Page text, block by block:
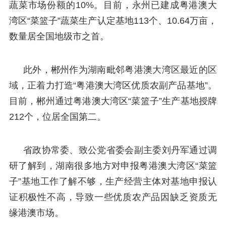
蔬菜市场份额的10%。目前，永州已建成粤港澳大
湾区“菜篮子”蔬菜生产认定基地113个、10.64万亩，
数量居全国地级市之首。
此外，郴州作为湖南毗邻粤港澳大湾区最近的区
域，正着力打造“粤港澳大湾区优质农副产品基地”。
目前，郴州通过粤港澳大湾区“菜篮子”生产基地授牌
212个，位居全国第二。
省政协常委、致公党省委会副主委刘丹军通过调
研了解到，湖南很多地方对申报粤港澳大湾区“菜篮
子”基地工作了解不够，生产经营主体对基地申报认
证积极性不高，导致一些优质农产品因缺乏资质无
缘港澳市场。